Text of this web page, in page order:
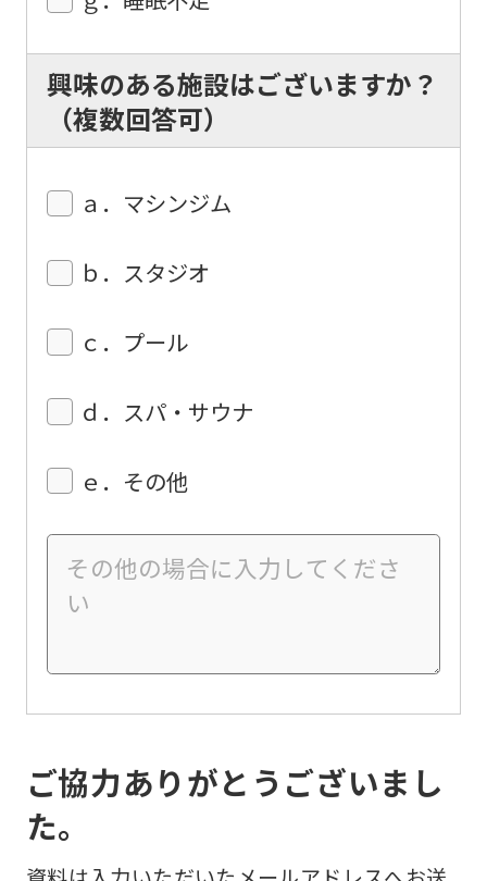
興味のある施設はございますか？
（複数回答可）
ａ．マシンジム
ｂ．スタジオ
ｃ．プール
ｄ．スパ・サウナ
ｅ．その他
ご協力ありがとうございまし
た。